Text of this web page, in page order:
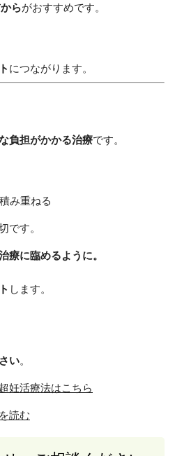
らがおすすめです。
につながります。
負担がかかる治療です。
み重ねる
です。
療に臨めるように。
します。
い。
妊活療法はこちら
読む